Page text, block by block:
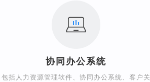
协同办公系统
包括人力资源管理软件、协同办公系统、客户关